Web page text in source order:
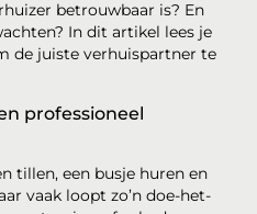
betrouwbaar is? En
In dit artikel lees je
de juiste verhuispartner te
professioneel
tillen, een busje huren en
vaak loopt zo’n doe-het-